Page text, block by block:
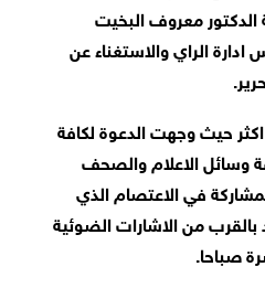
معروف البخيت
الراي والاستغناء عن
اكثر حيث وجهت الدعوة لكافة
وسائل الاعلام والصحف
في الاعتصام الذي
من الاشارات الضوئية
صباحا.